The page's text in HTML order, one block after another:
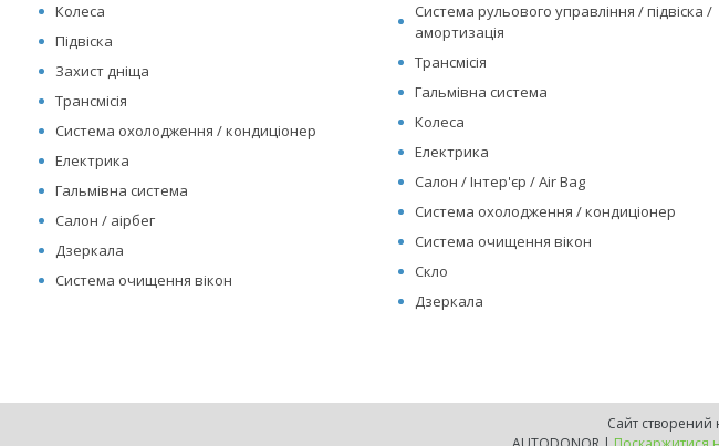
Колеса
Підвіска
Захист дніща
Трансмісія
Система охолодження / кондиціонер
Електрика
Гальмівна система
Салон / аірбег
Дзеркала
Система очищення вікон
Система рульового управління / підвіска /
амортизація
Трансмісія
Гальмівна система
Колеса
Електрика
Салон / Інтер'єр / Air Bag
Система охолодження / кондиціонер
Система очищення вікон
Скло
Дзеркала
Сайт створений